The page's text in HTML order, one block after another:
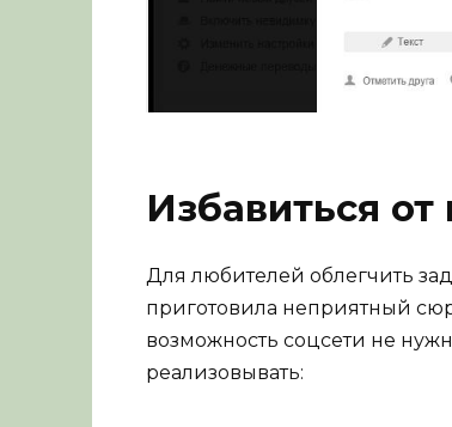
Избавиться от
Для любителей облегчить
приготовила неприятный
возможность соцсети не
реализовывать: